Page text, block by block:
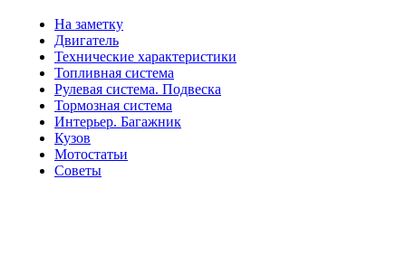
На заметку
Двигатель
Технические характеристики
Топливная система
Рулевая система. Подвеска
Тормозная система
Интерьер. Багажник
Кузов
Мотостатьи
Советы